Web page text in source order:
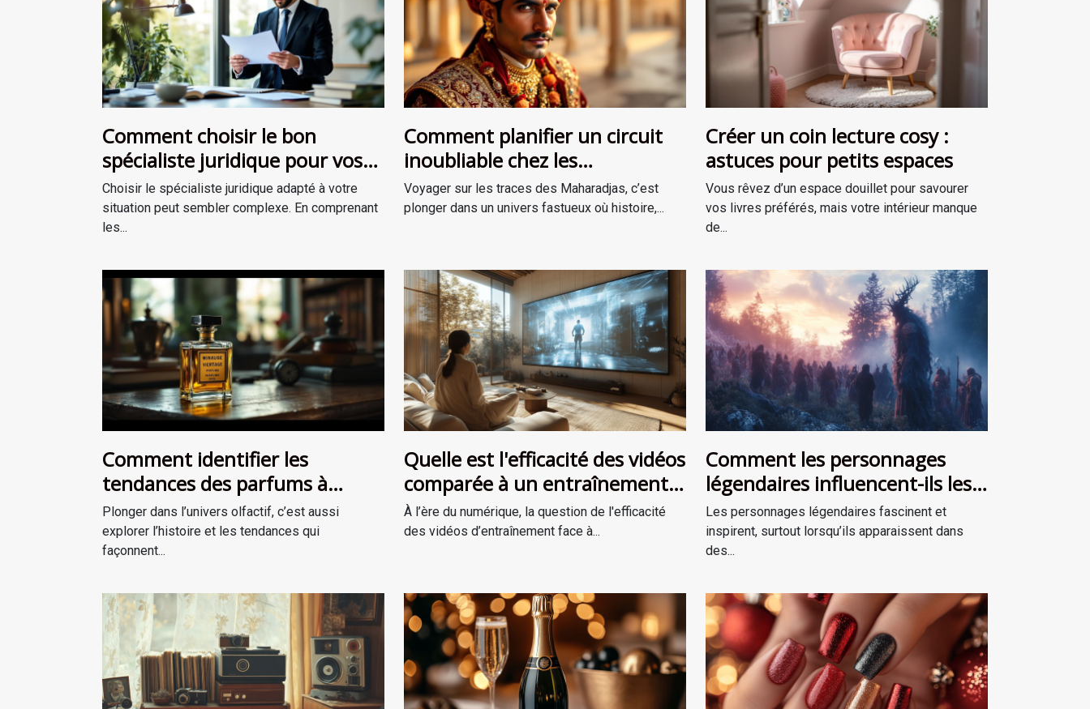
Comment choisir le bon
spécialiste juridique pour vos
besoins ?
Choisir le spécialiste juridique adapté à votre
situation peut sembler complexe. En comprenant
les...
Comment planifier un circuit
inoubliable chez les
Maharadjas ?
Voyager sur les traces des Maharadjas, c’est
plonger dans un univers fastueux où histoire,...
Créer un coin lecture cosy :
astuces pour petits espaces
Vous rêvez d’un espace douillet pour savourer
vos livres préférés, mais votre intérieur manque
de...
Comment identifier les
tendances des parfums à
travers les époques ?
Plonger dans l’univers olfactif, c’est aussi
explorer l’histoire et les tendances qui
façonnent...
Quelle est l'efficacité des vidéos
comparée à un entraînement
en personne ?
À l’ère du numérique, la question de l'efficacité
des vidéos d’entraînement face à...
Comment les personnages
légendaires influencent-ils les
récits de survie ?
Les personnages légendaires fascinent et
inspirent, surtout lorsqu’ils apparaissent dans
des...